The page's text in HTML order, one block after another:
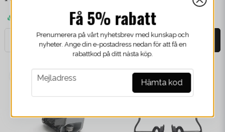
+
Finns i lager
-
Produktmodell
235 gram
Dimensioner 103.3 x 64 x 85.8 mm
Teknologier
Roterande LiDAR och 5x
mmWave Radar
nyheter. Ange din e-postadress nedan för att få en
rabattkod på ditt nästa köp.
email
Mejladress Hämta kod